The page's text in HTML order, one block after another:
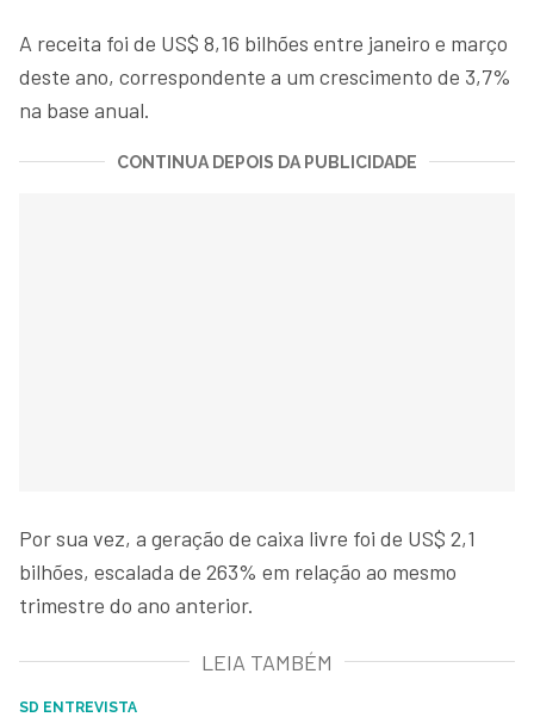
A receita foi de US$ 8,16 bilhões entre janeiro e março
deste ano, correspondente a um crescimento de 3,7%
na base anual.
CONTINUA DEPOIS DA PUBLICIDADE
Por sua vez, a geração de caixa livre foi de US$ 2,1
bilhões, escalada de 263% em relação ao mesmo
trimestre do ano anterior.
LEIA TAMBÉM
SD ENTREVISTA